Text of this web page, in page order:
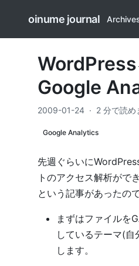
oinume journal
Google
2009-01-24 · 2 分で読め
Google Analytics
先週ぐらいに
トのアクセス解析がで
という記事があったの
まずはファイルを
しているテーマ(
します。